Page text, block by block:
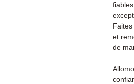
et
de